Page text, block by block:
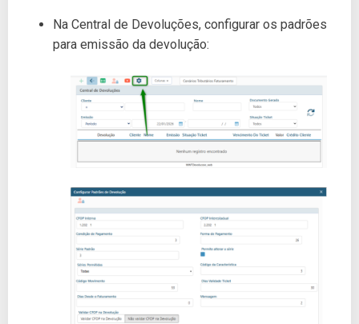
Na Central de Devoluções, configurar os padrões
para emissão da devolução: